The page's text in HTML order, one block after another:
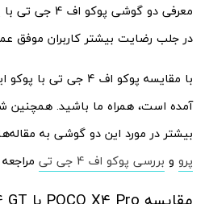
در جلب رضایت بیشتر کاربران موفق
آمده است، همراه ما باشید. همچنین
بیشتر در مورد این دو گوشی به
پرو و بررسی پوکو اف 4 جی تی